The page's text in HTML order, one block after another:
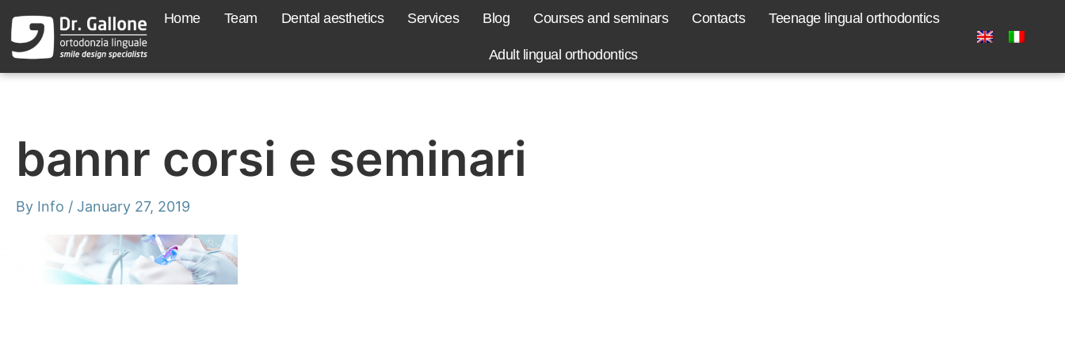
to
content
Home Team Dental aesthetics Services Blog Courses and seminars Contacts Teenage lingual orthodontics
Adult lingual orthodontics
bannr corsi e seminari
By Info / January 27, 2019